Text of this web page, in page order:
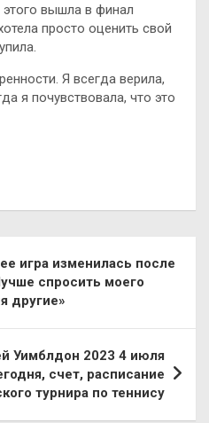
вышла в финал
просто оценить свой
Я всегда верила,
я почувствовала, что это
игра изменилась после
спросить моего
другие»
Уимблдон 2023 4 июля
счет, расписание
турнира по теннису